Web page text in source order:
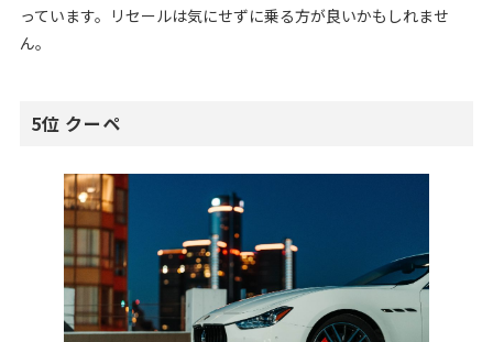
っています。リセールは気にせずに乗る方が良いかもしれませ
ん。
5位 クーペ